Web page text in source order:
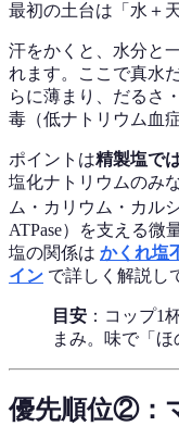
最初の土台は「水＋
汗をかくと、水分と
れます。ここで真水
らに薄まり、だるさ
毒（低ナトリウム血
ポイントは精製塩で
塩化ナトリウムのみ
ム・カリウム・カル
ATPase）を支える微
塩の関係は かくれ塩
イン で詳しく解説し
目安 ：コップ1
まみ。味で「ほ
優先順位②：